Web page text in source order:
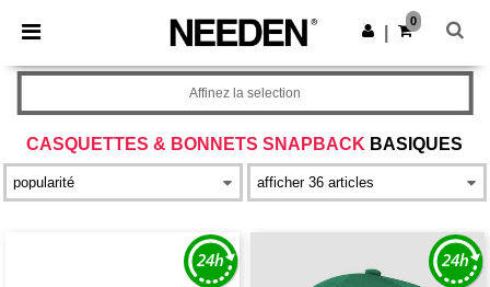
× Appli Needen
Meilleurs prix sur l’app !
Obtenir l'appli
0
CASQUETTES & BONNETS SNAPBACK BASIQUES
Affinez la selection